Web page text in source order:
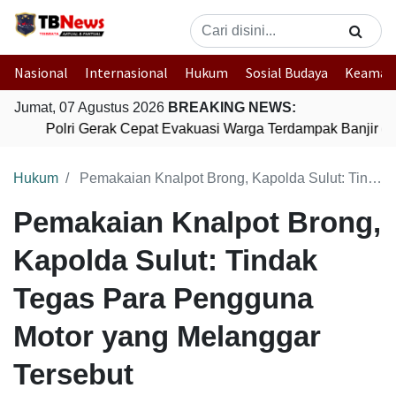
Nasional Internasional Hukum Sosial Budaya
Jumat, 07 Agustus 2026 BREAKING NEWS:
Polri Gerak Cepat Evakuasi Warga Terdampak Banjir di
Hukum Pemakaian Knalpot Brong, Kapolda Sulut: Tindak Tegas Para Pengguna Motor yang Melanggar Tersebut
Pemakaian Knalpot Brong,
Kapolda Sulut: Tindak
Tegas Para Pengguna
Motor yang Melanggar
Tersebut